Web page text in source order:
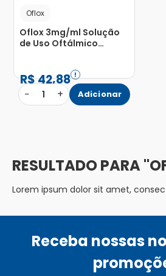
Oflox
Oflox 3mg/ml Solução
de Uso Oftálmico
R$42,88
− 1 + Adicionar
Lorem ipsum dolor sit amet,
Receba nossas